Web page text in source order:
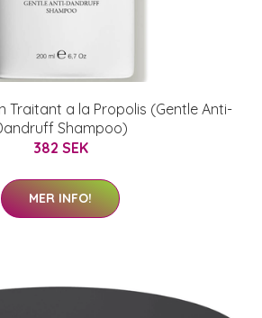
Traitant a la Propolis (Gentle Anti-
Shampoo)
382 SEK
MER INFO!